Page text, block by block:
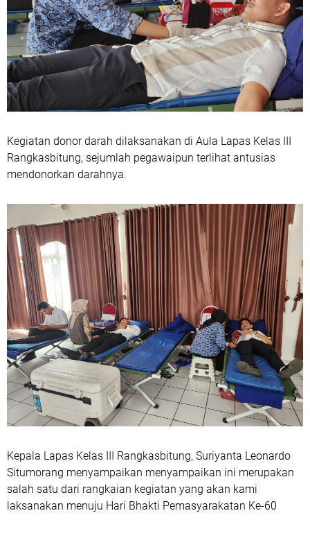
Kegiatan donor darah dilaksanakan di Aula Lapas Kelas III
Rangkasbitung, sejumlah pegawaipun terlihat antusias
mendonorkan darahnya.
Kepala Lapas Kelas III Rangkasbitung, Suriyanta Leonardo
Situmorang menyampaikan menyampaikan ini merupakan
salah satu dari rangkaian kegiatan yang akan kami
laksanakan menuju Hari Bhakti Pemasyarakatan Ke-60